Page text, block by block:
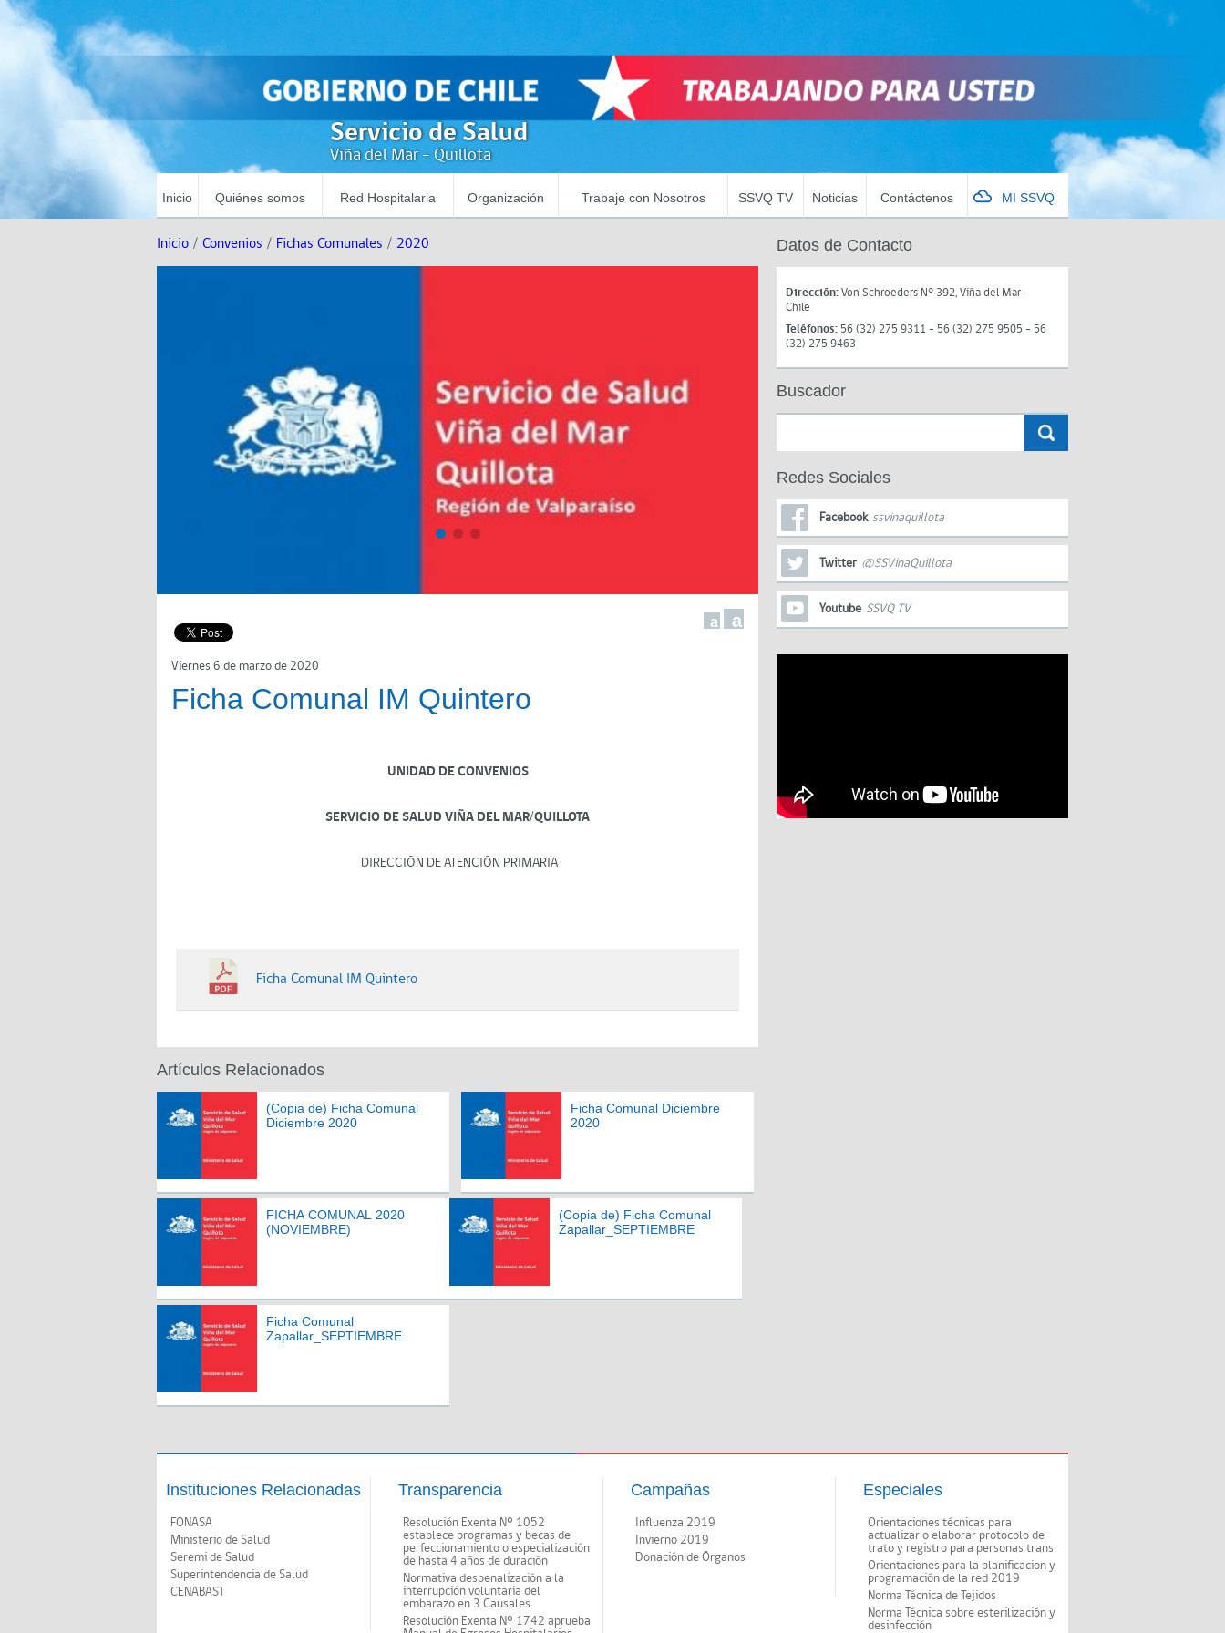
Servicio de Salud
Viña del Mar - Quillota
Inicio Quiénes somos Red Hospitalaria Organización Trabaje con Nosotros SSVQ TV Noticias Contáctenos MI SSVQ
Inicio / Convenios / Fichas Comunales / 2020
a a
Viernes 6 de marzo de 2020
Ficha Comunal IM Quintero
UNIDAD DE CONVENIOS
SERVICIO DE SALUD VIÑA DEL MAR/QUILLOTA
DIRECCIÓN DE ATENCIÓN PRIMARIA
Ficha Comunal IM Quintero
Artículos Relacionados
(Copia de) Ficha Comunal
Diciembre 2020
Ficha Comunal Diciembre
2020
FICHA COMUNAL 2020
(NOVIEMBRE)
(Copia de) Ficha Comunal
Zapallar_SEPTIEMBRE
Ficha Comunal
Zapallar_SEPTIEMBRE
Datos de Contacto
Dirección:Von Schroeders N° 392, Viña del Mar -
Chile
Teléfonos: 56 (32) 275 9311 - 56 (32) 275 9505 - 56
(32) 275 9463
Buscador
Redes Sociales
Facebook ssvinaquillota
Twitter @SSVinaQuillota
Youtube SSVQ TV
Instituciones Relacionadas
FONASA
Ministerio de Salud
Seremi de Salud
Superintendencia de Salud
CENABAST
Transparencia
Resolución Exenta Nº 1052
establece programas y becas de
perfeccionamiento o especialización
de hasta 4 años de duración
Normativa despenalización a la
interrupción voluntaria del
embarazo en 3 Causales
Resolución Exenta Nº 1742 aprueba
Campañas
Influenza 2019
Invierno 2019
Donación de Órganos
Especiales
Orientaciones técnicas para
actualizar o elaborar protocolo de
trato y registro para personas trans
Orientaciones para la planificacion y
programación de la red 2019
Norma Técnica de Tejidos
Norma Técnica sobre esterilización y
desinfección